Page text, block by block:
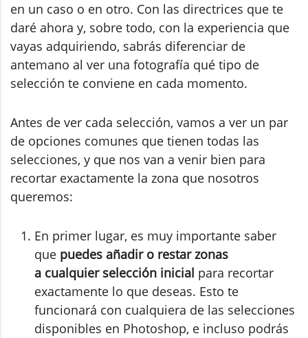
en un caso o en otro. Con las directrices que te
daré ahora y, sobre todo, con la experiencia que
vayas adquiriendo, sabrás diferenciar de
antemano al ver una fotografía qué tipo de
selección te conviene en cada momento.
Antes de ver cada selección, vamos a ver un par
de opciones comunes que tienen todas las
selecciones, y que nos van a venir bien para
recortar exactamente la zona que nosotros
queremos:
En primer lugar, es muy importante saber
que puedes añadir o restar zonas
a cualquier selección inicial para recortar
exactamente lo que deseas. Esto te
funcionará con cualquiera de las selecciones
disponibles en Photoshop, e incluso podrás